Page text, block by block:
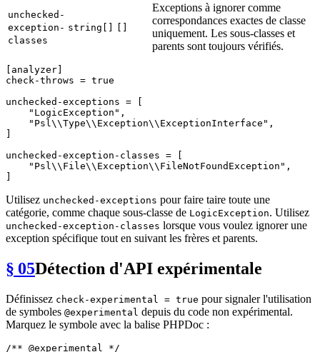
unchecked-
exception-
classes
string[]
Exceptions à ignorer comme
correspondances exactes de classe
uniquement. Les sous-classes et
parents sont toujours vérifiés.
[analyzer]
check-throws = true
unchecked-exceptions = [
"LogicException" ,
"Psl\\Type\\Exception\\ExceptionInterface" ,
unchecked-exception-classes = [
"Psl\\File\\Exception\\FileNotFoundException" ,
Utilisez unchecked-exceptions pour faire taire toute une
catégorie, comme chaque sous-classe de LogicException. Utilisez
unchecked-exception-classes lorsque vous voulez ignorer une
exception spécifique tout en suivant les frères et parents.
§ 05Détection d'API expérimentale
Définissez check-experimental = true pour signaler l'utilisation
de symboles @experimental depuis du code non expérimental.
Marquez le symbole avec la balise PHPDoc :
/** @experimental
*/